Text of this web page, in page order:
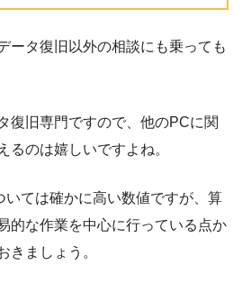
ータ復旧以外の相談にも乗っても
復旧専門ですので、他のPCに関
るのは嬉しいですよね。
いては確かに高い数値ですが、算
的な作業を中心に行っている点か
きましょう。